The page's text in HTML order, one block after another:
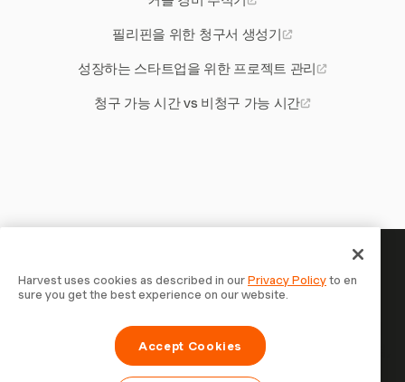
필리핀을 위한 청구서 생성기
성장하는 스타트업을 위한 프로젝트 관리
청구 가능 시간 vs 비청구 가능 시간
당신의 시간은 기록할 가치가 있
습니다 — 지금 시작하세요
Harvest로 시간을 추적하고, 고객에게 청구하고, 더 빠르게
결제를 받는 70,000개 이상의 기업에 합류하세요. 무료 체험,
Harvest uses cookies as described in ourPrivacy Policyto en
sure you get the best experience on our website.
Accept Cookies